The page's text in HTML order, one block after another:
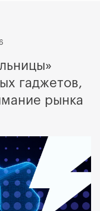
гаджетов,
рынка